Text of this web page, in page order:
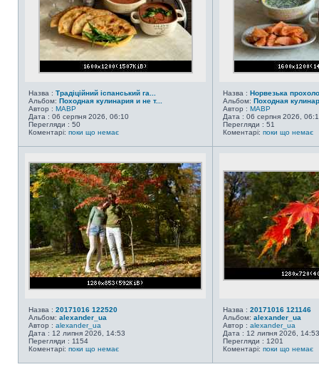
Назва : Традіційний іспанський га...
Альбом: Походная кулинария и не т...
Автор : MABP
Дата : 06 серпня 2026, 06:10
Перегляди : 50
Коментарі: поки що немає
Назва : Норвезька
Альбом: Походная
Автор : MABP
Дата : 06 серпня 2026,
Перегляди : 51
Коментарі: поки що немає
Назва : 20171016 122520
Альбом: alexander_ua
Автор : alexander_ua
Дата : 12 липня 2026, 14:53
Перегляди : 1154
Коментарі: поки що немає
Назва : 20171016 121146
Альбом: alexander_ua
Автор : alexander_ua
Дата : 12 липня 2026, 14:53
Перегляди : 1201
Коментарі: поки що немає